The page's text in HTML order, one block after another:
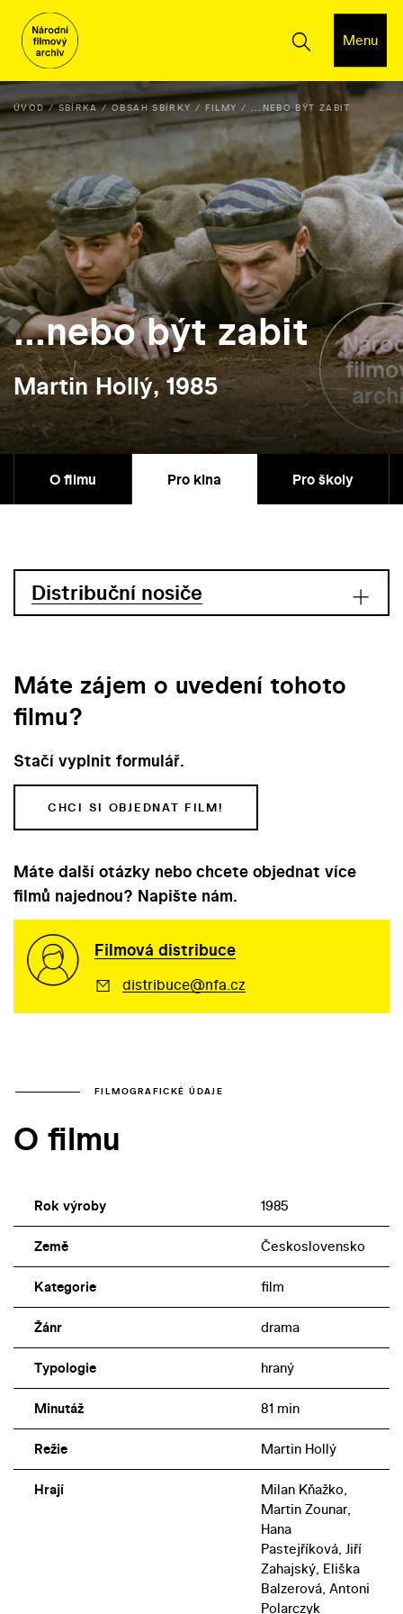
Menu
ÚVOD SBÍRKA OBSAH SBÍRKY FILMY ...NEBO BÝT ZABIT
...nebo být zabit
Martin Hollý, 1985
O filmu Pro kina Pro školy
Distribuční nosiče
Máte zájem o uvedení tohoto
filmu?
Stačí vyplnit formulář.
CHCI SI OBJEDNAT FILM!
Máte další otázky nebo chcete objednat více
filmů najednou? Napište nám.
Filmová distribuce
distribuce@nfa.cz
FILMOGRAFICKÉ ÚDAJE
O filmu
Rok výroby 1985
Země Československo
Kategorie film
Žánr drama
Typologie hraný
Minutáž 81 min
Režie Martin Hollý
Hrají
Milan Kňažko,
Martin Zounar,
Hana
Pastejříková, Jiří
Zahajský, Eliška
Balzerová, Antoni
Polarczyk